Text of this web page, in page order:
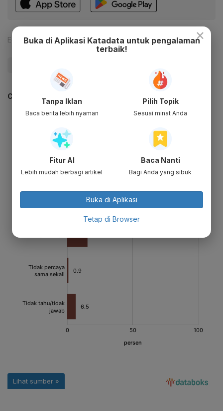
Editor: Gun Gun Gunawan
CEK JUGA DATA INI
×
Buka di Aplikasi Katadata untuk pengalaman
terbaik!
Tanpa Iklan
Baca berita lebih nyaman
Pilih Topik
Sesuai minat Anda
Fitur AI
Lebih mudah berbagi artikel
Baca Nanti
Bagi Anda yang sibuk
Buka di Aplikasi
Tetap di Browser